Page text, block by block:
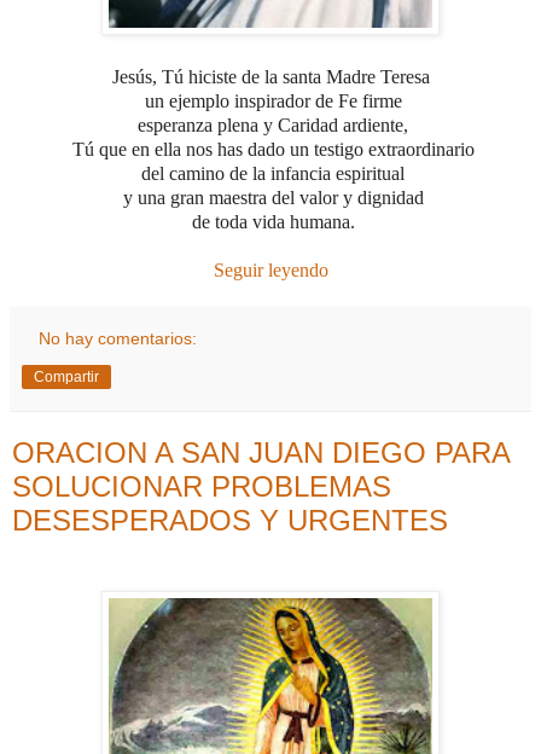
Jesús, Tú hiciste de la santa Madre Teresa
un ejemplo inspirador de Fe firme
esperanza plena y Caridad ardiente,
Tú que en ella nos has dado un testigo extraordinario
del camino de la infancia espiritual
y una gran maestra del valor y dignidad
de toda vida humana.
Seguir leyendo
No hay comentarios:
Compartir
ORACION A SAN JUAN DIEGO PARA
SOLUCIONAR PROBLEMAS
DESESPERADOS Y URGENTES